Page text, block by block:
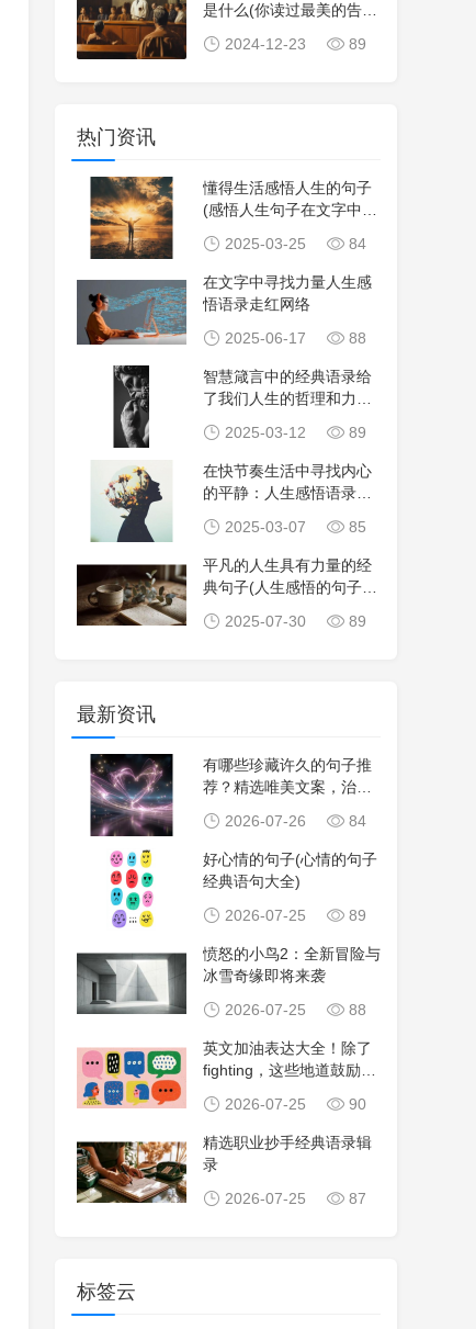
是什么(你读过最美的告白
2024-12-23 89
热门资讯
懂得生活感悟人生的句子
(感悟人生句子在文字中寻
2025-03-25 84
在文字中寻找力量人生感
悟语录走红网络
2025-06-17
88
智慧箴言中的经典语录给
了我们人生的哲理和力
2025-03-12 89
在快节奏生活中寻找内心
的平静：人生感悟语录的
2025-03-07 85
平凡的人生具有力量的经
典句子(人生感悟的句子在
2025-07-30 89
最新资讯
有哪些珍藏许久的句子推
荐？精选唯美文案，治愈
2026-07-26 84
好心情的句子(心情的句子
经典语句大全)
2026-07-25
89
愤怒的小鸟2：全新冒险与
冰雪奇缘即将来袭
2026-07-25
88
英文加油表达大全！除了
fighting，这些地道鼓励句
2026-07-25 90
精选职业抄手经典语录辑
录
2026-07-25
87
标签云